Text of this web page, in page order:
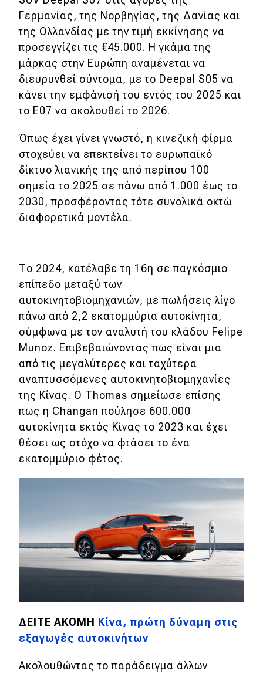
Σταθμοί φόρτισης
Classic
Νέα
Παρουσιάσεις
DRIVE Away
MOTO
Μεταχειρισμένο
Χρηστικά
Συμβουλές
ΚΤΕΟ
Οδική βοήθεια
eDRIVE
DRIVE USED
Γερμανίας, της Νορβηγίας, της Δανίας και
της Ολλανδίας με την τιμή εκκίνησης να
προσεγγίζει τις €45.000. Η γκάμα της
μάρκας στην Ευρώπη αναμένεται να
διευρυνθεί σύντομα, με το Deepal S05 να
κάνει την εμφάνισή του εντός του 2025 και
το E07 να ακολουθεί το 2026.
Όπως έχει γίνει γνωστό, η κινεζική φίρμα
στοχεύει να επεκτείνει το ευρωπαϊκό
δίκτυο λιανικής της από περίπου 100
σημεία το 2025 σε πάνω από 1.000 έως το
2030, προσφέροντας τότε συνολικά οκτώ
διαφορετικά μοντέλα.
Το 2024, κατέλαβε τη 16η σε παγκόσμιο
επίπεδο μεταξύ των
αυτοκινητοβιομηχανιών, με πωλήσεις λίγο
πάνω από 2,2 εκατομμύρια αυτοκίνητα,
σύμφωνα με τον αναλυτή του κλάδου Felipe
Munoz. Επιβεβαιώνοντας πως είναι μια
από τις μεγαλύτερες και ταχύτερα
αναπτυσσόμενες αυτοκινητοβιομηχανίες
της Κίνας. Ο Thomas σημείωσε επίσης
πως η Changan πούλησε 600.000
αυτοκίνητα εκτός Κίνας το 2023 και έχει
θέσει ως στόχο να φτάσει το ένα
εκατομμύριο φέτος.
ΔΕΙΤΕ ΑΚΟΜΗ
Κίνα, πρώτη δύναμη στις
εξαγωγές αυτοκινήτων
Ακολουθώντας το παράδειγμα άλλων